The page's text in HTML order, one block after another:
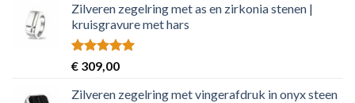
Zilveren zegelring met as en zirkonia stenen |
kruisgravure met hars
Rated5.00
out of 5
€ 309,00
Zilveren zegelring met vingerafdruk in onyx steen